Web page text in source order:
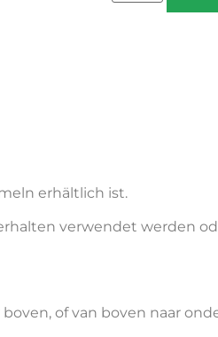
erhältlich ist.
verwendet werden
of van boven naar